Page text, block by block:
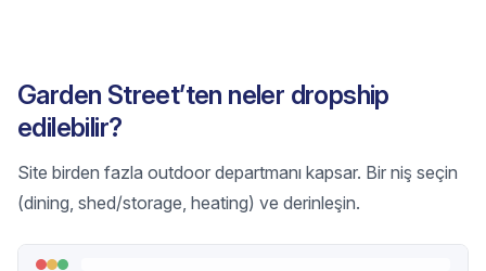
Garden Street’ten neler dropship
edilebilir?
Site birden fazla outdoor departmanı kapsar. Bir niş seçin
(dining, shed/storage, heating) ve derinleşin.